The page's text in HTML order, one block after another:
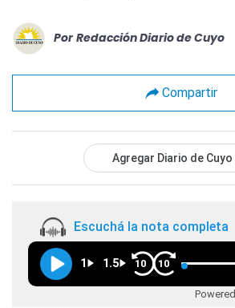
Por Redacción Diario de Cuyo
Compartir
Agregar Diario de Cuyo
Escuchá la nota completa
1 1.5 10 10